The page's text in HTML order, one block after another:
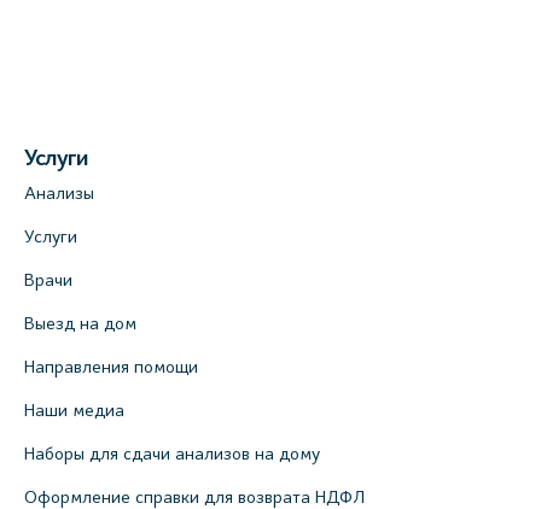
Медицинский центр на ул. Моисеенко, 5
+7 (812) 660-73-69
Медицинский центр на пр. Просвещения,
12к2 (официальный партнер)
+7 (812) 660-73-69
На карте
Услуги
Анализы
Услуги
Врачи
Выезд на дом
Направления помощи
Наши медиа
Наборы для сдачи анализов на дому
Оформление справки для возврата НДФЛ